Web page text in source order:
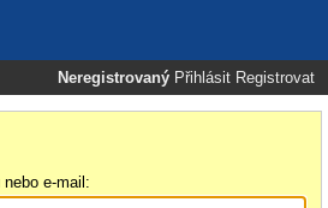
Neregistrovaný Přihlásit Registrovat
e-mail: